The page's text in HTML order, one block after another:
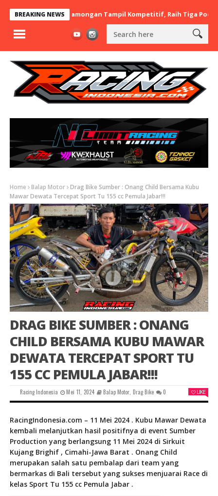
BREAKING NEWS
Asal Lamongan Tampil Kompetitif, Raih Tiga Podium di
Home Balap Motor Drag Bike Sumber : Onang Child Bersama Kubu
Mawar Dewata Tercepat Sport Tu 155 cc Pemula Jabar!!!
DRAG BIKE SUMBER : ONANG
CHILD BERSAMA KUBU MAWAR
DEWATA TERCEPAT SPORT TU
155 CC PEMULA JABAR!!!
Racing Indonesia Mei 11, 2024 Balap Motor, Drag Bike 0 LIKE
RacingIndonesia.com – 11 Mei 2024 . Kubu Mawar Dewata
kembali melanjutkan hasil positifnya di event Sumber
Production yang berlangsung 11 Mei 2024 di Sirkuit
Kujang Brighif , Cimahi-Jawa Barat . Onang Child
merupakan salah satu pembalap dari team yang
bermarkas di Bali tersebut yang sukses menjuarai Race di
kelas Sport Tu 155 cc Pemula Jabar .